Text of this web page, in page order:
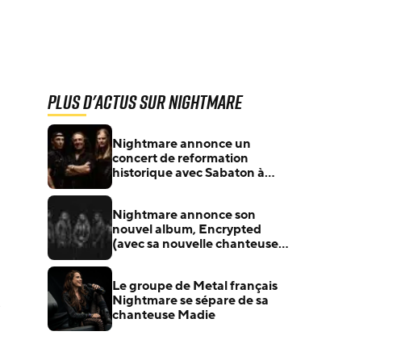
Plus d'actus sur Nightmare
Nightmare annonce un
concert de reformation
historique avec Sabaton à
Nightmare annonce son
nouvel album, Encrypted
(avec sa nouvelle chanteuse
Le groupe de Metal français
Nightmare se sépare de sa
chanteuse Madie